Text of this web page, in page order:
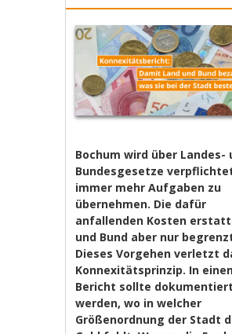
Bochum wird über Landes-
Bundesgesetze
immer mehr Aufgaben zu
übernehmen. Die dafür
anfallenden Kosten
und Bund aber nur
Dieses Vorgehen verletzt
Konnexitätsprinzip. In
Bericht sollte dokumentiert
werden, wo in welcher
Größenordnung der Stadt